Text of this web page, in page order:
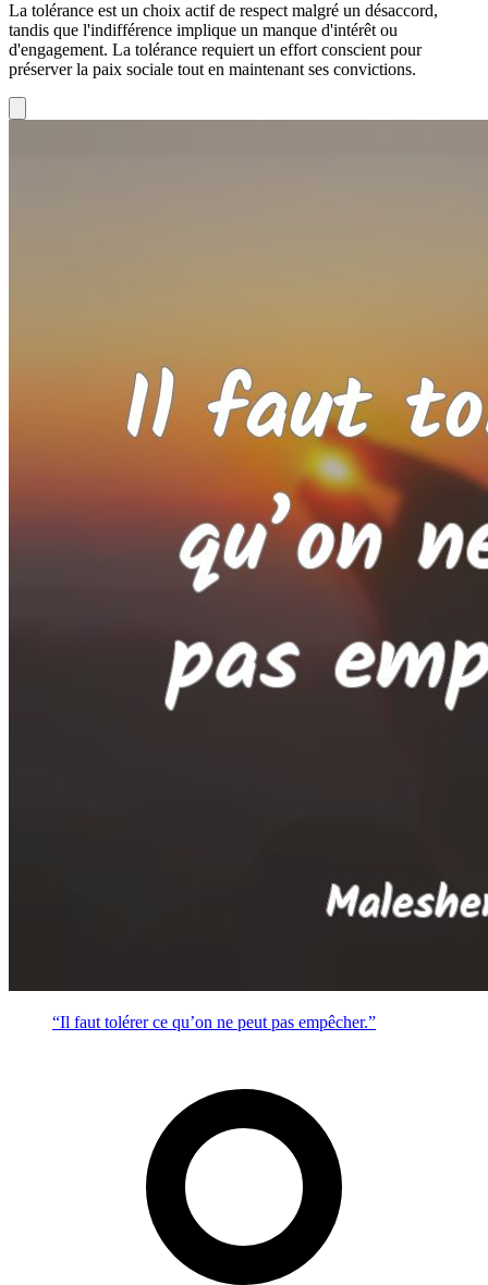
La tolérance est un choix actif de respect malgré un désaccord,
tandis que l'indifférence implique un manque d'intérêt ou
d'engagement. La tolérance requiert un effort conscient pour
préserver la paix sociale tout en maintenant ses convictions.
“Il faut tolérer ce qu’on ne peut pas empêcher.”